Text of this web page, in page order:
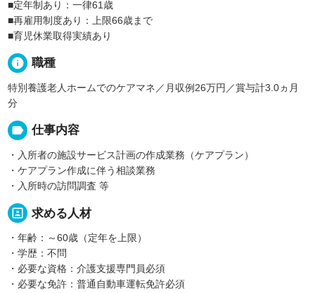
■定年制あり：一律61歳
■再雇用制度あり：上限66歳まで
■育児休業取得実績あり
info 職種
特別養護老人ホームでのケアマネ／月収例26万円／賞与計3.0ヵ月
分
label 仕事内容
・入所者の施設サービス計画の作成業務（ケアプラン）
・ケアプラン作成に伴う相談業務
・入所時の訪問調査 等
portrait 求める人材
・年齢：～60歳（定年を上限）
・学歴：不問
・必要な資格：介護支援専門員必須
・必要な免許：普通自動車運転免許必須